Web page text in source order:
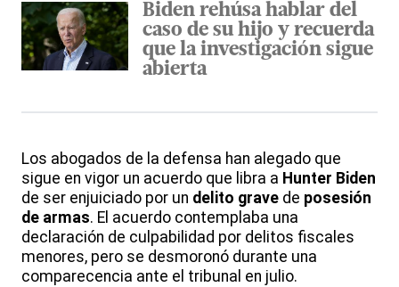
Biden rehúsa hablar del
caso de su hijo y recuerda
que la investigación sigue
abierta
Los abogados de la defensa han alegado que
sigue en vigor un acuerdo que libra a Hunter Biden
de ser enjuiciado por un delito grave de posesión
de armas. El acuerdo contemplaba una
declaración de culpabilidad por delitos fiscales
menores, pero se desmoronó durante una
comparecencia ante el tribunal en julio.